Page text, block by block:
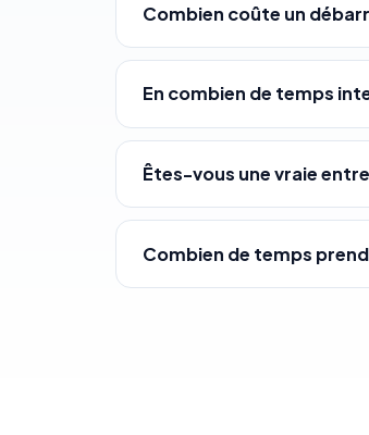
Combien coûte un
En combien de temps
Êtes-vous une vraie
Combien de temps